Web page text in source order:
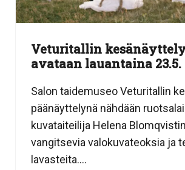
Veturitallin
avataan lauantaina 23.5.
Salon taidemuseo Veturitallin
päänäyttelynä nähdään
kuvataiteilija Helena Blomqvistin
vangitsevia valokuvateoksia ja
lavasteita....